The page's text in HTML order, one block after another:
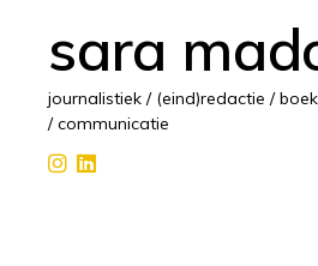
sara
journalistiek / (eind)redactie /
/ communicatie